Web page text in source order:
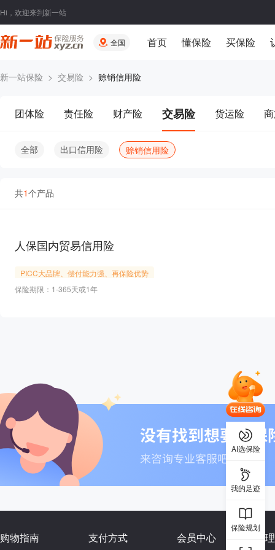
Hi，欢迎来到新一站
全国 首页 懂保险 买保险
新一站保险 > 交易险 > 赊销信用险
团体险 责任险 财产险 交易险 货运险
全部 出口信用险 赊销信用险
共1个产品
人保国内贸易信用险
PICC大品牌、偿付能力强、再保险优势
保险期限：1-365天或1年
购物指南 支付方式 会员中心
AI选保险
我的足迹
保险规划